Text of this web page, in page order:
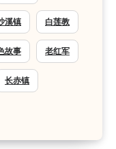
溪镇 白莲教
故事 老红军
长赤镇